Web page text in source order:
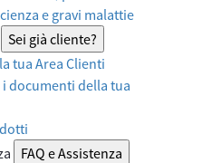
e gravi malattie
Sei già cliente?
tua Area Clienti
documenti della tua
FAQ e Assistenza